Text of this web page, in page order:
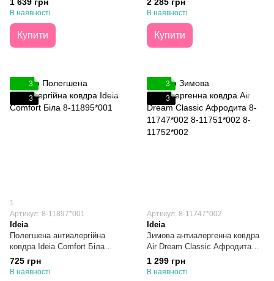
В наявності
Купити
В наявності
Купити
3
3
1
Артикул: 8-11897*001
Ideia
Полегшена антиалергійна
ковдра Ideia Comfort Біла
175х210
725 грн
В наявності
3
3
Артикул: 8-11747*002
Ideia
Зимова антиалергенна ковдра
Air Dream Classic Афродита
140х210
1 299 грн
В наявності